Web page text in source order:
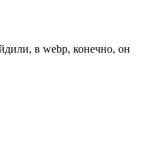
в webp, конечно, он